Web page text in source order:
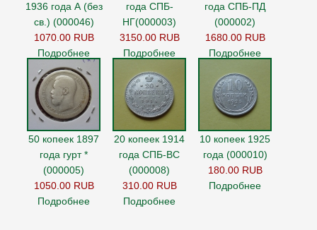
1936 года А (без
св.) (000046)
1070.00 RUB
Подробнее
года СПБ-
НГ(000003)
3150.00 RUB
Подробнее
года СПБ-ПД
(000002)
1680.00 RUB
Подробнее
50 копеек 1897
года гурт *
(000005)
1050.00 RUB
Подробнее
20 копеек 1914
года СПБ-ВС
(000008)
310.00 RUB
Подробнее
10 копеек 1925
года (000010)
180.00 RUB
Подробнее